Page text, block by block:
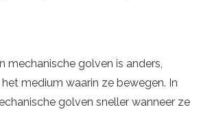
mechanische golven is anders,
medium waarin ze bewegen. In
golven sneller wanneer ze